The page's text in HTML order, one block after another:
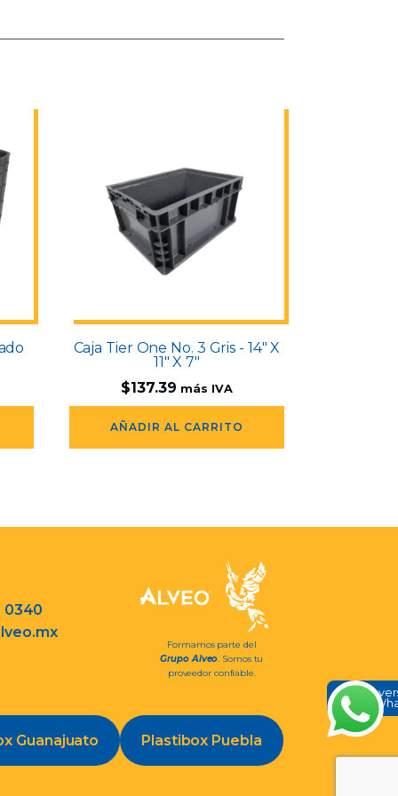
en
Caja Tier One No. 3 Gris - 14" X
11" X 7"
$137.39 más IVA
AÑADIR AL CARRITO
0340
Formamos parte del
Grupo Alveo. Somos tu
proveedor confiable.
Guanajuato Plastibox Puebla